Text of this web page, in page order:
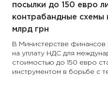
посылки до 150 евро
контрабандные
млрд грн
В Министерстве финансов
на уплату НДС для
стоимостью до 150 евро
инструментом в борьбе с